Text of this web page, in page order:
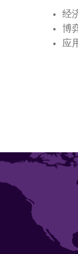
经
博
应